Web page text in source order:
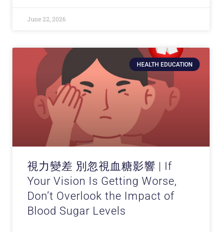
June 22, 2026
HEALTH EDUCATION
視力變差 別忽視血糖影響 | If
Your Vision Is Getting Worse,
Don’t Overlook the Impact of
Blood Sugar Levels